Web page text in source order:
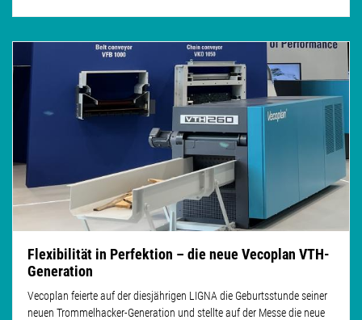
Flexibilität in Perfektion – die neue Vecoplan VTH-
Generation
Vecoplan feierte auf der diesjährigen LIGNA die Geburtsstunde seiner
neuen Trommelhacker-Generation und stellte auf der Messe die neue